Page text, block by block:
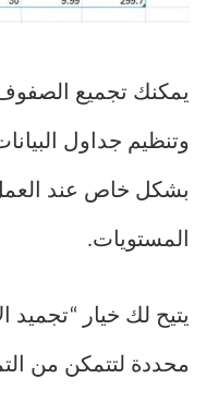
يمكنك تجميع
وتنظيم جداول
بشكل خاص عند
المستويات.
يتيح لك خيار “تجميد
محددة لتتمكن من